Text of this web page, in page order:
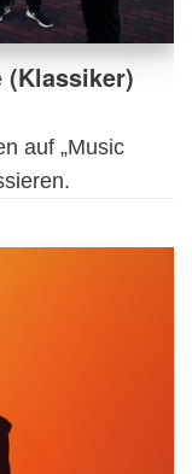
(Klassiker)
auf „Music